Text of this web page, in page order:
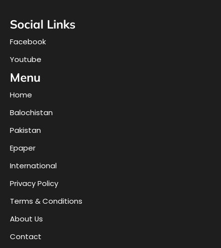
Social Links
Facebook
Youtube
Menu
Home
Balochistan
Pakistan
Epaper
International
Privacy Policy
Terms & Conditions
About Us
Contact